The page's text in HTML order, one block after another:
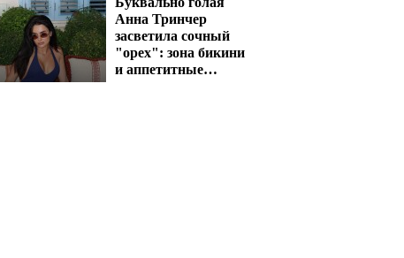
Анна Тринчер
засветила сочный
"орех": зона бикини
и аппетитные